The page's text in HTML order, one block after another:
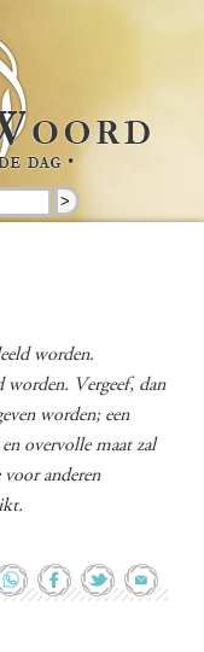
>
worden.
worden. Vergeef, dan
worden; een
overvolle maat zal
anderen